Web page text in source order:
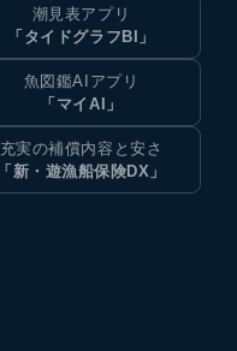
潮見表アプリ
「タイドグラフBI」
魚図鑑AIアプリ
「マイAI」
充実の補償内容と安さ
「新・遊漁船保険DX」